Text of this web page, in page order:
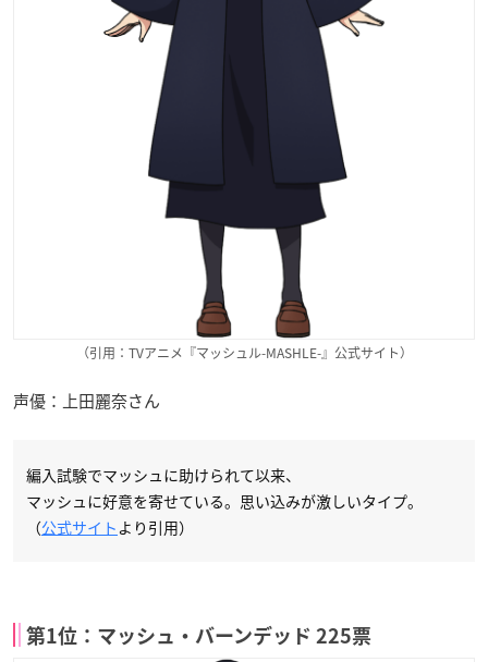
（引用：TVアニメ『マッシュル-MASHLE-』公式サイト）
声優：上田麗奈さん
編入試験でマッシュに助けられて以来、
マッシュに好意を寄せている。思い込みが激しいタイプ。
（公式サイト より引用）
第1位：マッシュ・バーンデッド 225票